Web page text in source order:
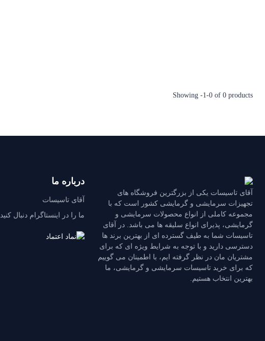
Showing -1-0 of 0 products
آقای تاسیسات یکی از بزرگترین فروشگاه های
تجهیزات سرمایشی و گرمایشی کشور است که با
مجموعه کاملی از انواع محصولات سرمایشی و
گرمایشی، پذیرای انواع سلیقه ها می باشد. در آقای
تاسیسات شما به طیف گسترده ای از بهترین برند ها
دسترسی دارید و با توجه به شرایط ویژه ای که برای
مشتریان مان در نظر گرفته ایم، با اطمینان می گوییم
که برای خرید تاسیسات سرمایشی و گرمایشی، ما
بهترین انتخاب هستیم.
درباره ما
آقای تاسیسات
ما را در اینستاگرام دنبال کنید